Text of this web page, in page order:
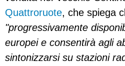
Quattroruote, che spiega
"progressivamente
europei e consentirà agli
sintonizzarsi su stazioni